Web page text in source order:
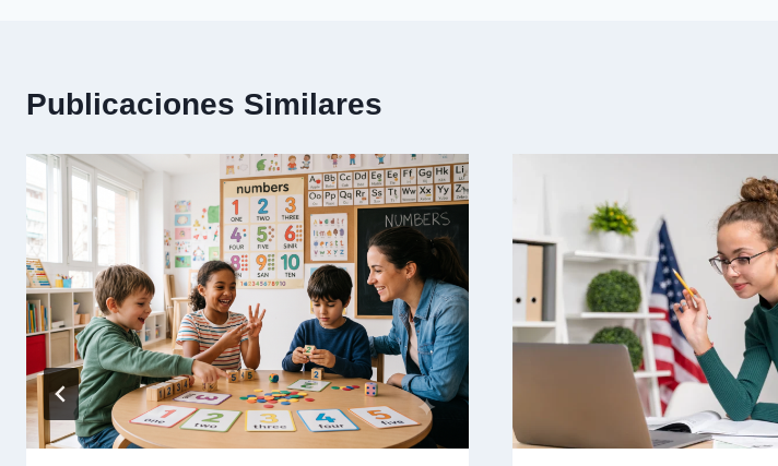
Publicaciones Similares